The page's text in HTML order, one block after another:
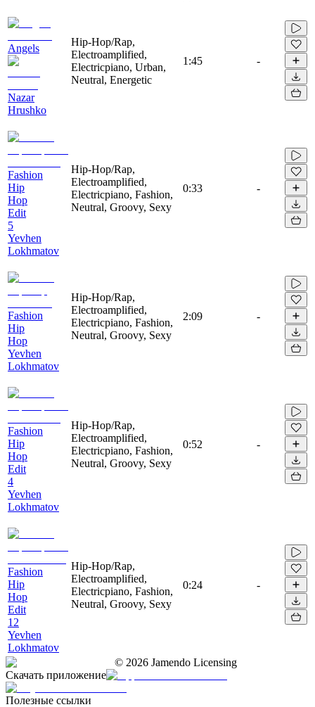
Angels
Nazar
Hrushko
Hip-Hop/Rap,
Electroamplified,
Electricpiano, Urban,
Neutral, Energetic
1:45 -
Fashion
Hip
Hop
Edit
5
Yevhen
Lokhmatov
Hip-Hop/Rap,
Electroamplified,
Electricpiano, Fashion,
Neutral, Groovy, Sexy
0:33 -
Fashion
Hip
Hop
Yevhen
Lokhmatov
Hip-Hop/Rap,
Electroamplified,
Electricpiano, Fashion,
Neutral, Groovy, Sexy
2:09 -
Fashion
Hip
Hop
Edit
4
Yevhen
Lokhmatov
Hip-Hop/Rap,
Electroamplified,
Electricpiano, Fashion,
Neutral, Groovy, Sexy
0:52 -
Fashion
Hip
Hop
Edit
12
Yevhen
Lokhmatov
Hip-Hop/Rap,
Electroamplified,
Electricpiano, Fashion,
Neutral, Groovy, Sexy
0:24 -
© 2026 Jamendo Licensing
Скачать приложение
Полезные ссылки